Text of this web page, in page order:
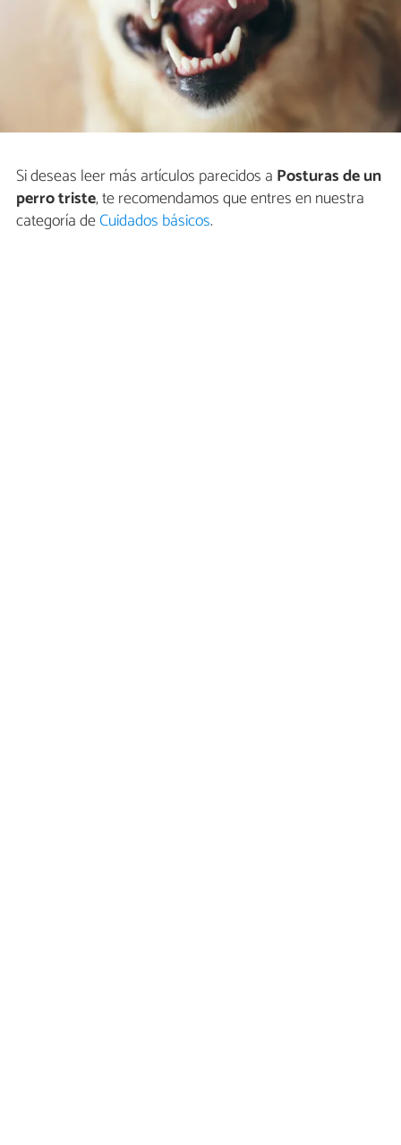
Si deseas leer más artículos parecidos a Posturas de un
perro triste, te recomendamos que entres en nuestra
categoría deCuidados básicos.